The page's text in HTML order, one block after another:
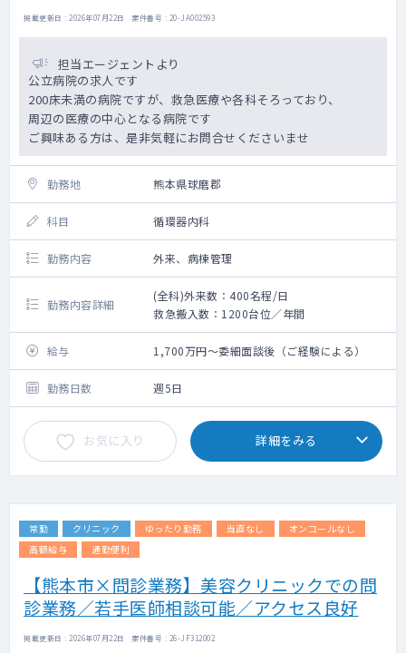
掲載更新日 : 2026年07月22日 案件番号 : 20-JA002593
担当エージェントより
公立病院の求人です
200床未満の病院ですが、救急医療や各科そろっており、
周辺の医療の中心となる病院です
ご興味ある方は、是非気軽にお問合せくださいませ
勤務地 熊本県球磨郡
科目 循環器内科
勤務内容 外来、病棟管理
勤務内容詳細
(全科)外来数：400名程/日
救急搬入数：1200台位／年間
給与 1,700万円～委細面談後（ご経験による）
勤務日数 週5日
お気に入り 詳細をみる
常勤 クリニック ゆったり勤務 当直なし
オンコールなし
高額給与
通勤便利
【熊本市×問診業務】美容クリニックでの問
診業務／若手医師相談可能／アクセス良好
掲載更新日 : 2026年07月22日 案件番号 : 26-JF312002